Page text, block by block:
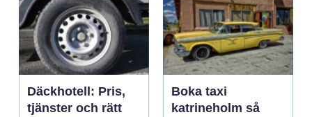
Däckhotell: Pris,
tjänster och rätt
Boka taxi
katrineholm så